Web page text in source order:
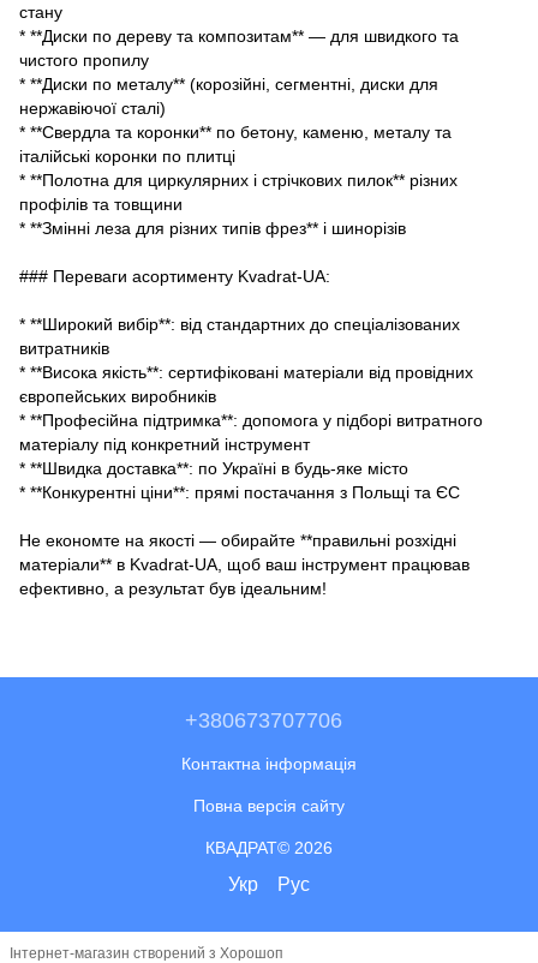
стану
* **Диски по дереву та композитам** — для швидкого та
чистого пропилу
* **Диски по металу** (корозійні, сегментні, диски для
нержавіючої сталі)
* **Свердла та коронки** по бетону, каменю, металу та
італійські коронки по плитці
* **Полотна для циркулярних і стрічкових пилок** різних
профілів та товщини
* **Змінні леза для різних типів фрез** і шинорізів
### Переваги асортименту Kvadrat-UA:
* **Широкий вибір**: від стандартних до спеціалізованих
витратників
* **Висока якість**: сертифіковані матеріали від провідних
європейських виробників
* **Професійна підтримка**: допомога у підборі витратного
матеріалу під конкретний інструмент
* **Швидка доставка**: по Україні в будь-яке місто
* **Конкурентні ціни**: прямі постачання з Польщі та ЄС
Не економте на якості — обирайте **правильні розхідні
матеріали** в Kvadrat-UA, щоб ваш інструмент працював
ефективно, а результат був ідеальним!
+380673707706
Контактна інформація
Повна версія сайту
КВАДРАТ© 2026
Укр Рус
Інтернет-магазин створений з Хорошоп